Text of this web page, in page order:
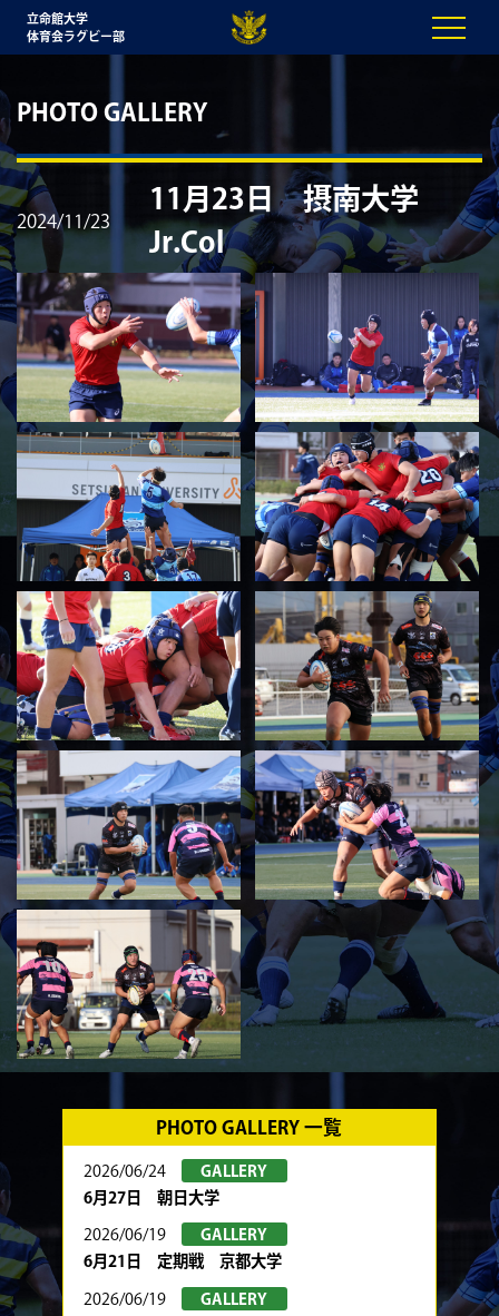
立命館大学
体育会ラグビー部
PHOTO GALLERY
2024/11/23
11月23日 摂南大学
Jr.Col
PHOTO GALLERY 一覧
2026/06/24
GALLERY
6月27日 朝日大学
2026/06/19
GALLERY
6月21日 定期戦 京都大学
2026/06/19
GALLERY